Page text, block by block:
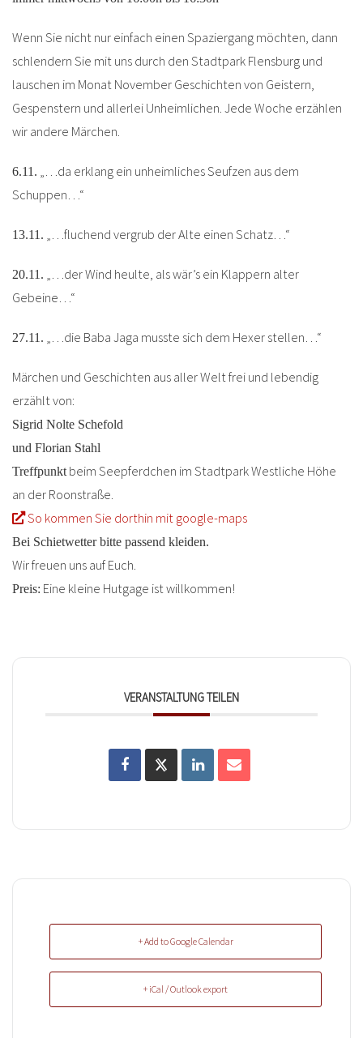
Wenn Sie nicht nur einfach einen Spaziergang möchten, dann
schlendern Sie mit uns durch den Stadtpark Flensburg und
lauschen im Monat November Geschichten von Geistern,
Gespenstern und allerlei Unheimlichen. Jede Woche erzählen
wir andere Märchen.
6.11. „…da erklang ein unheimliches Seufzen aus dem
Schuppen…“
13.11. „…fluchend vergrub der Alte einen Schatz…“
20.11. „…der Wind heulte, als wär’s ein Klappern alter
Gebeine…“
27.11. „…die Baba Jaga musste sich dem Hexer stellen…“
Märchen und Geschichten aus aller Welt frei und lebendig
erzählt von:
Sigrid Nolte Schefold
und Florian Stahl
Treffpunktbeim Seepferdchen im Stadtpark Westliche Höhe
an der Roonstraße.
So kommen Sie dorthin mit google-maps
Bei Schietwetter bitte passend kleiden.
Wir freuen uns auf Euch.
Preis: Eine kleine Hutgage ist willkommen!
VERANSTALTUNG TEILEN
+ Add to Google Calendar
+ iCal / Outlook export